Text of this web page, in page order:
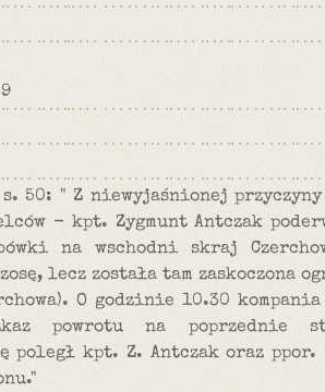
s. 50: " Z niewyjaśnionej
- kpt. Zygmunt Antczak
na wschodni skraj
lecz została tam zaskoczona
O godzinie 10.30 kompania
powrotu na poprzednie
poległ kpt. Z. Antczak oraz ppor.